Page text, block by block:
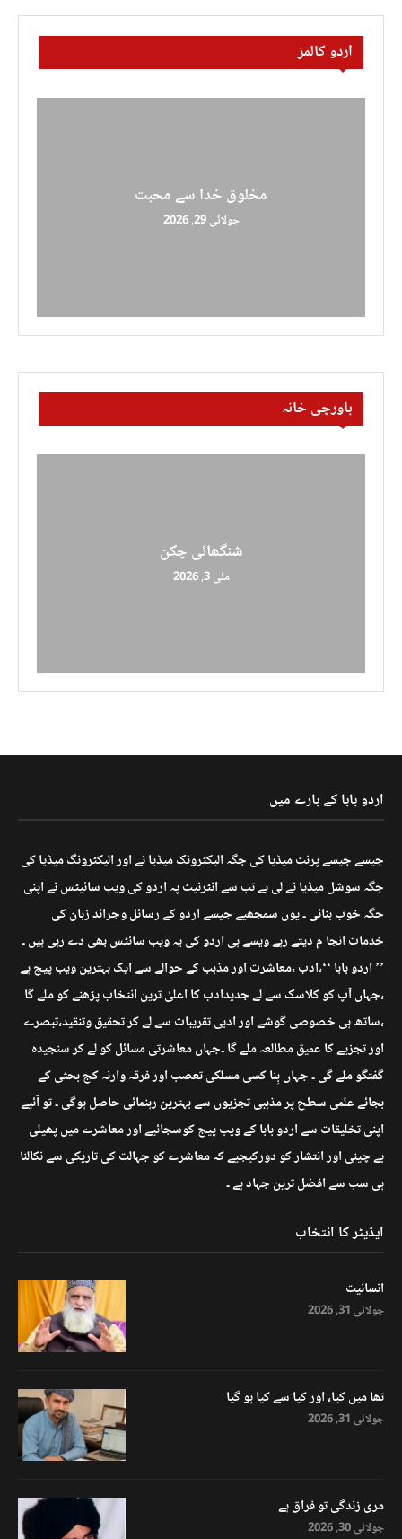
اردو کالمز
مخلوق خدا سے محبت
جولائی 29, 2026
باورچی خانہ
شنگھائی چکن
مئی 3, 2026
اردو بابا کے بارے میں
جیسے جیسے پرنٹ میڈیا کی جگہ الیکٹرونک میڈیا نے اور الیکٹرونگ میڈیا کی
جگہ سوشل میڈیا نے لی ہے تب سے انٹرنیٹ پہ اردو کی ویب سائیٹس نے اپنی
جگہ خوب بنائی ۔ یوں سمجھیے جیسے اردو کے رسائل وجرائد زبان کی
خدمات انجا م دیتے رہے ویسے ہی اردو کی یہ ویب سائٹس بھی دے رہی ہیں ۔
’’ اردو بابا ‘‘،ادب ،معاشرت اور مذہب کے حوالے سے ایک بہترین ویب پیج ہے
،جہاں آپ کو کلاسک سے لے جدیدادب کا اعلیٰ ترین انتخاب پڑھنے کو ملے گا
،ساتھ ہی خصوصی گوشے اور ادبی تقریبات سے لے کر تحقیق وتنقید،تبصرے
اور تجزیے کا عمیق مطالعہ ملے گا ۔جہاں معاشرتی مسائل کو لے کر سنجیدہ
گفتگو ملے گی ۔ جہاں بِنا کسی مسلکی تعصب اور فرقہ وارنہ کج بحثی کے
بجائے علمی سطح پر مذہبی تجزیوں سے بہترین رہنمائی حاصل ہوگی ۔ تو آئیے
اپنی تخلیقات سے اردو بابا کے ویب پیج کوسجائیے اور معاشرے میں پھیلی
بے چینی اور انتشار کو دورکیجیے کہ معاشرے کو جہالت کی تاریکی سے نکالنا
ہی سب سے افضل ترین جہاد ہے ۔
ایڈیٹر کا انتخاب
انسانیت
جولائی 31, 2026
تھا میں کیا، اور کیا سے کیا ہو گیا
جولائی 31, 2026
مری زندگی تو فراق ہے
جولائی 30, 2026